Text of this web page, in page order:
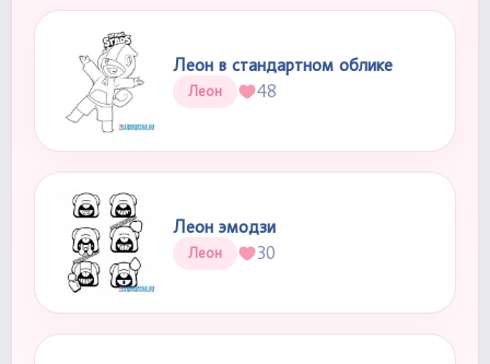
Леон в стандартном облике
Леон 48
Леон эмодзи
Леон 30